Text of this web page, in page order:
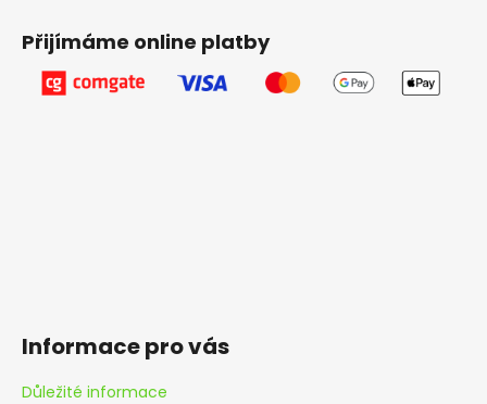
Přijímáme online platby
Informace pro vás
Důležité informace